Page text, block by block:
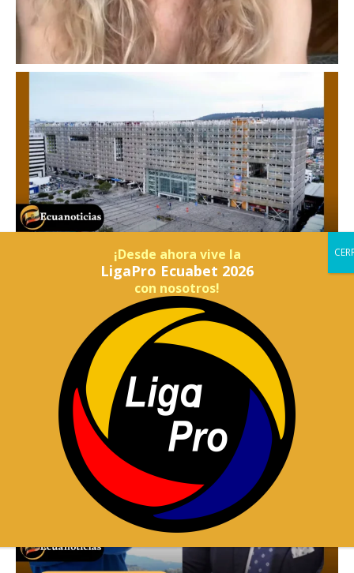
¡Desde ahora vive la
LigaPro Ecuabet 2026
con nosotros!